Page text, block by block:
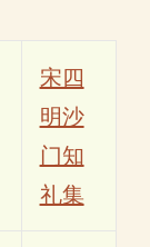
宋四
明沙
门知
礼集